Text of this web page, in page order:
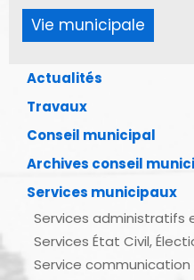
Vie municipale
Actualités
Travaux
Conseil municipal
Archives conseil
Services municipaux
Services administratifs
Services État Civil,
Service